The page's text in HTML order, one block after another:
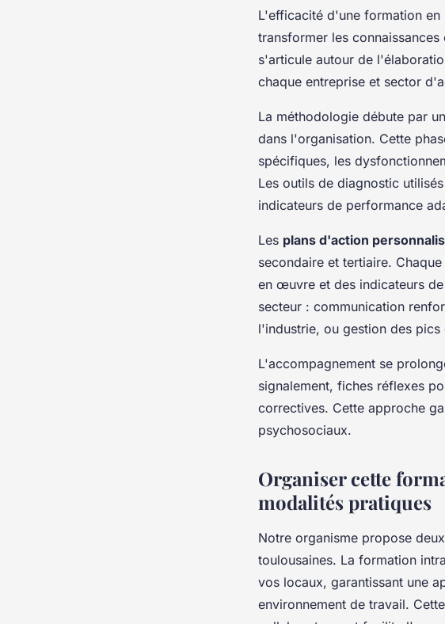
L'efficacité d'une formation en
transformer les connaissances
s'articule autour de
chaque entreprise et sector
La méthodologie débute par
dans l'organisation. Cette
spécifiques, les
Les outils de diagnostic
indicateurs de performance
Les plans d'action
secondaire et tertiaire.
en œuvre et des indicateurs
secteur : communication
l'industrie, ou gestion des
L'accompagnement se
signalement, fiches réflexes
correctives. Cette approche
psychosociaux.
Organiser cette
modalités pratiques
Notre organisme propose deux
toulousaines. La formation
vos locaux, garantissant une
environnement de travail.